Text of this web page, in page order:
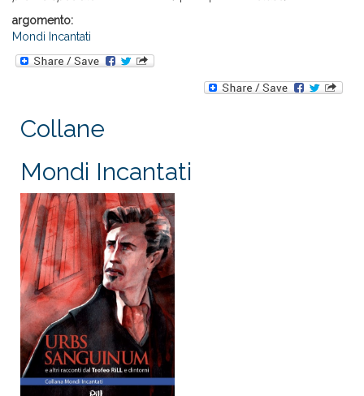
argomento:
Mondi Incantati
Collane
Mondi Incantati